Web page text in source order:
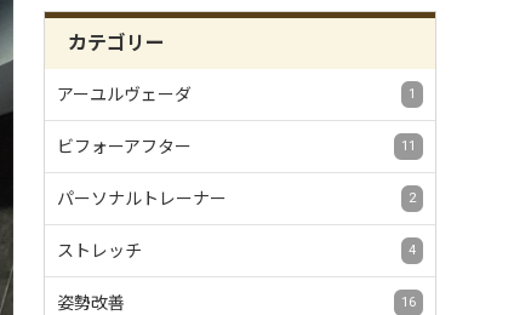
カテゴリー
アーユルヴェーダ 1
ビフォーアフター 11
パーソナルトレーナー 2
ストレッチ 4
姿勢改善 16